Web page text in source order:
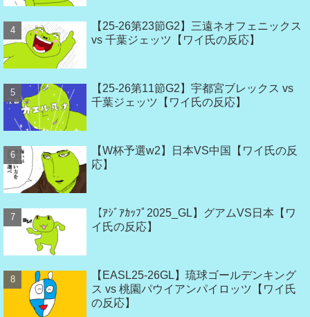
【25-26第23節G2】三遠ネオフェニックス
vs 千葉ジェッツ【ワイ氏の反応】
【25-26第11節G2】宇都宮ブレックス vs
千葉ジェッツ【ワイ氏の反応】
【W杯予選w2】日本VS中国【ワイ氏の反
応】
【ｱｼﾞｱｶｯﾌﾟ2025_GL】グアムVS日本【ワ
イ氏の反応】
【EASL25-26GL】琉球ゴールデンキング
ス vs 桃園パウイアンパイロッツ【ワイ氏
の反応】